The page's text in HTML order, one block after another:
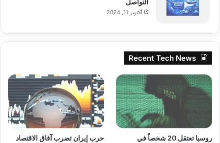
أكتوبر 11, 2024
Recent Tech News
روسيا تعتقل 20 شخصاً في
حرب إيران تضرب آفاق الاقتصاد